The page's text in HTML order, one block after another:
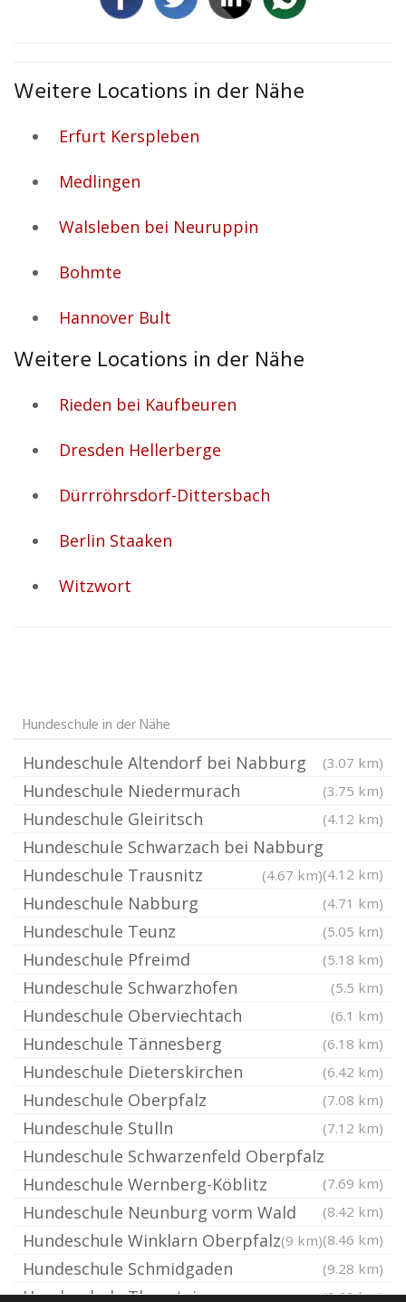
Weitere Locations in der Nähe
Erfurt Kerspleben
Medlingen
Walsleben bei Neuruppin
Bohmte
Hannover Bult
Weitere Locations in der Nähe
Rieden bei Kaufbeuren
Dresden Hellerberge
Dürrröhrsdorf-Dittersbach
Berlin Staaken
Witzwort
Hundeschule in der Nähe
Hundeschule Altendorf bei Nabburg (3.07 km)
Hundeschule Niedermurach (3.75 km)
Hundeschule Gleiritsch (4.12 km)
Hundeschule Schwarzach bei Nabburg
(4.12 km)
Hundeschule Trausnitz (4.67 km)
Hundeschule Nabburg (4.71 km)
Hundeschule Teunz (5.05 km)
Hundeschule Pfreimd (5.18 km)
Hundeschule Schwarzhofen (5.5 km)
Hundeschule Oberviechtach (6.1 km)
Hundeschule Tännesberg (6.18 km)
Hundeschule Dieterskirchen (6.42 km)
Hundeschule Oberpfalz (7.08 km)
Hundeschule Stulln (7.12 km)
Hundeschule Schwarzenfeld Oberpfalz
(7.69 km)
Hundeschule Wernberg-Köblitz
(8.42 km)
Hundeschule Neunburg vorm Wald
(8.46 km)
Hundeschule Winklarn Oberpfalz(9 km)
Hundeschule Schmidgaden (9.28 km)
Hundeschule Thanstein (9.69 km)